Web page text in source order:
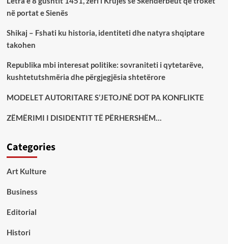
në portat e Sienës
Shikaj – Fshati ku historia, identiteti dhe natyra shqiptare
takohen
Republika mbi interesat politike: sovraniteti i qytetarëve,
kushtetutshmëria dhe përgjegjësia shtetërore
MODELET AUTORITARE S’JETOJNË DOT PA KONFLIKTE
ZËMËRIMI I DISIDENTIT TË PËRHERSHËM…
Categories
Art Kulture
Business
Editorial
Histori